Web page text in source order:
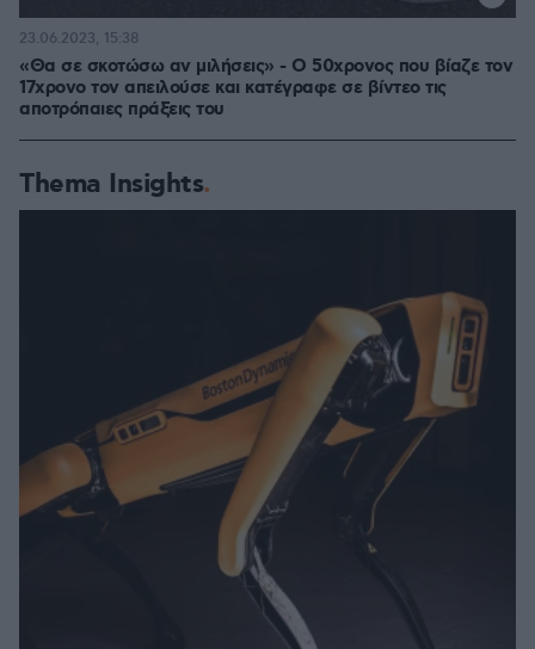
«Θα σε σκοτώσω αν μιλήσεις» - Ο 50χρονος που βίαζε τον
17χρονο τον απειλούσε και κατέγραφε σε βίντεο τις
αποτρόπαιες πράξεις του
23.06.2023, 15:38
Thema Insights